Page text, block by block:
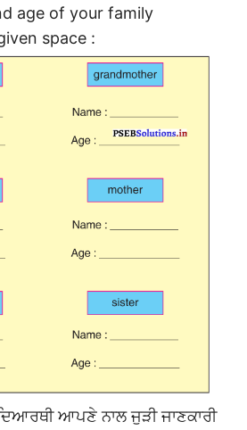
age of your family
space :
ਆਪਣੇ ਨਾਲ ਜੁੜੀ ਜਾਣਕਾਰੀ